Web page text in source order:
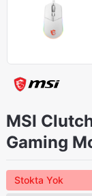
MSI
Gaming
Stokta Yok